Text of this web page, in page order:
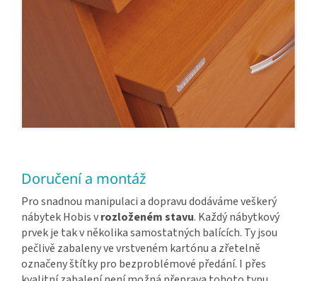
Doručení a montáž
Pro snadnou manipulaci a dopravu dodáváme veškerý
nábytek Hobis vrozloženém stavu. Každý nábytkový
prvek je tak v několika samostatných balících. Ty jsou
pečlivě zabaleny ve vrstveném kartónu a zřetelně
označeny štítky pro bezproblémové předání. I přes